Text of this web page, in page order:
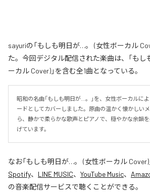
sayuriの「もしも明日が…。 (女性ボーカル
た。今回デジタル配信された楽曲は、「も
ーカル Cover)」を含む全1曲となっている。
昭和の名曲「もしも明日が…。」を、女性ボーカルに
ードとしてカバーしました。原曲の温かく懐かしい
ら、静かで柔らかな歌声とピアノで、穏やかな余韻
げています。
なお「もしも明日が…。 (女性ボーカル Cover)
Spotify、 LINE MUSIC、 YouTube Music、
の音楽配信サービスで聴くことができる。